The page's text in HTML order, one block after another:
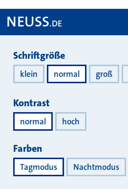
NEUSS.DE
Darstellung
Schriftgröße
klein normal groß
Kontrast
normal hoch
Farben
Tagmodus Nachtmodus